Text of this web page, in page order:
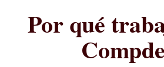
Por qué